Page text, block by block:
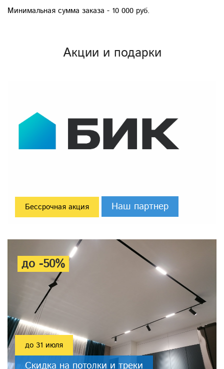
Минимальная сумма заказа - 10 000 руб.
Акции и подарки
Бессрочная акция Наш партнер
до 31 июля
Скидка на потолки и треки
до -50%